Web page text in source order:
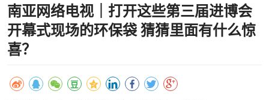
南亚网络电视｜打开这些第三届进博会
开幕式现场的环保袋 猜猜里面有什么惊
喜？